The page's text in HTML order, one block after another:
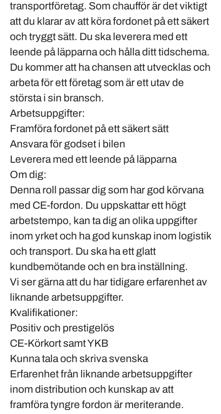
transportföretag. Som chaufför är det viktigt
att du klarar av att köra fordonet på ett säkert
och tryggt sätt. Du ska leverera med ett
leende på läpparna och hålla ditt tidschema.
Du kommer att ha chansen att utvecklas och
arbeta för ett företag som är ett utav de
största i sin bransch.
Arbetsuppgifter:
Framföra fordonet på ett säkert sätt
Ansvara för godset i bilen
Leverera med ett leende på läpparna
Om dig:
Denna roll passar dig som har god körvana
med CE-fordon. Du uppskattar ett högt
arbetstempo, kan ta dig an olika uppgifter
inom yrket och ha god kunskap inom logistik
och transport. Du ska ha ett glatt
kundbemötande och en bra inställning.
Vi ser gärna att du har tidigare erfarenhet av
liknande arbetsuppgifter.
Kvalifikationer:
Positiv och prestigelös
CE-Körkort samt YKB
Kunna tala och skriva svenska
Erfarenhet från liknande arbetsuppgifter
inom distribution och kunskap av att
framföra tyngre fordon är meriterande.